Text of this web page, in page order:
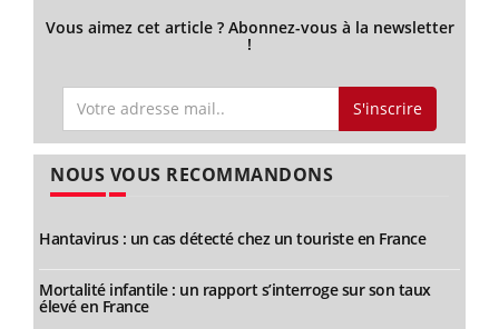
Vous aimez cet article ? Abonnez-vous à la newsletter
!
S'inscrire
NOUS VOUS RECOMMANDONS
Hantavirus : un cas détecté chez un touriste en France
Mortalité infantile : un rapport s’interroge sur son taux
élevé en France